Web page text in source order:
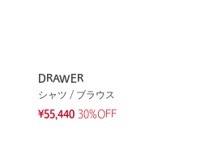
DRAWER
シャツ / ブラウス
¥55,440 30%OFF